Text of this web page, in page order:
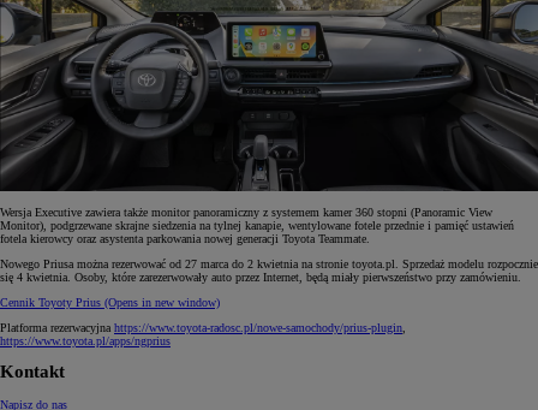
Wersja Executive zawiera także monitor panoramiczny z systemem kamer 360 stopni (Panoramic View
Monitor), podgrzewane skrajne siedzenia na tylnej kanapie, wentylowane fotele przednie i pamięć ustawień
fotela kierowcy oraz asystenta parkowania nowej generacji Toyota Teammate.
Nowego Priusa można rezerwować od 27 marca do 2 kwietnia na stronie toyota.pl. Sprzedaż modelu rozpocznie
się 4 kwietnia. Osoby, które zarezerwowały auto przez Internet, będą miały pierwszeństwo przy zamówieniu.
Cennik Toyoty Prius (Opens in new window)
Platforma rezerwacyjna https://www.toyota-radosc.pl/nowe-samochody/prius-plugin
https://www.toyota.pl/apps/ngprius
Kontakt
Napisz do nas